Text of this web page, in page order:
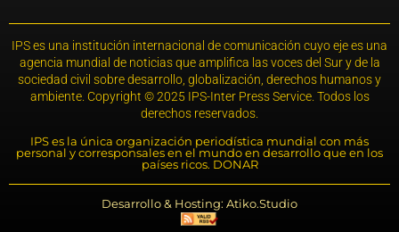
IPS es una institución internacional de comunicación cuyo eje es una
agencia mundial de noticias que amplifica las voces del Sur y de la
sociedad civil sobre desarrollo, globalización, derechos humanos y
ambiente. Copyright © 2025 IPS-Inter Press Service. Todos los
derechos reservados.
IPS es la única organización periodística mundial con más
personal y corresponsales en el mundo en desarrollo que en los
países ricos. DONAR
Desarrollo & Hosting: Atiko.Studio